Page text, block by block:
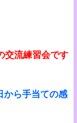
交流練習会です
から手当ての感